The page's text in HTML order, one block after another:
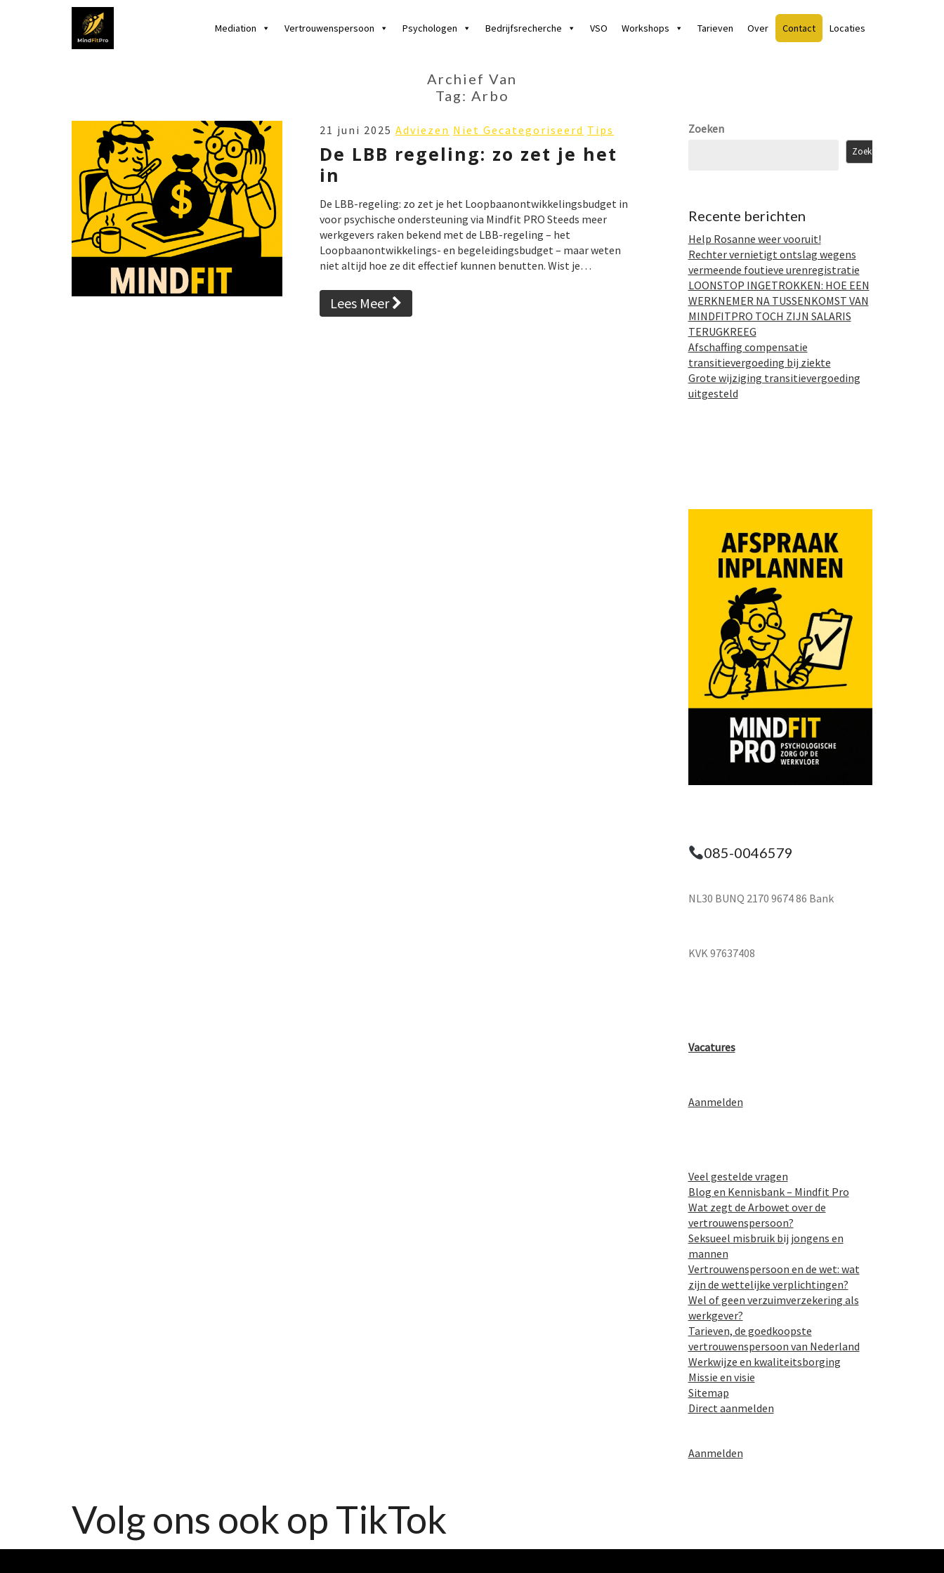
Mediation Vertrouwenspersoon Psychologen Bedrijfsrecherche VSO Workshops Tarieven Over Contact Locaties
Archief Van
Tag: Arbo
DE
REGELING:
ZO
JE
HET
IN
21 juni 2025 Adviezen Niet Gecategoriseerd Tips
De LBB regeling: zo zet je het
in
De LBB-regeling: zo zet je het Loopbaanontwikkelingsbudget in
voor psychische ondersteuning via Mindfit PRO Steeds meer
werkgevers raken bekend met de LBB-regeling – het
Loopbaanontwikkelings- en begeleidingsbudget – maar weten
niet altijd hoe ze dit effectief kunnen benutten. Wist je…
Lees Meer
Zoeken
Zoeken
Recente berichten
Help Rosanne weer vooruit!
Rechter vernietigt ontslag wegens
vermeende foutieve urenregistratie
LOONSTOP INGETROKKEN: HOE EEN
WERKNEMER NA TUSSENKOMST VAN
MINDFITPRO TOCH ZIJN SALARIS
TERUGKREEG
Afschaffing compensatie
transitievergoeding bij ziekte
Grote wijziging transitievergoeding
uitgesteld
085-0046579
NL30 BUNQ 2170 9674 86 Bank
KVK 97637408
Vacatures
Aanmelden
Veel gestelde vragen
Blog en Kennisbank – Mindfit Pro
Wat zegt de Arbowet over de
vertrouwenspersoon?
Seksueel misbruik bij jongens en
mannen
Vertrouwenspersoon en de wet: wat
zijn de wettelijke verplichtingen?
Wel of geen verzuimverzekering als
werkgever?
Tarieven, de goedkoopste
vertrouwenspersoon van Nederland
Werkwijze en kwaliteitsborging
Missie en visie
Sitemap
Direct aanmelden
Aanmelden
Volg ons ook op TikTok